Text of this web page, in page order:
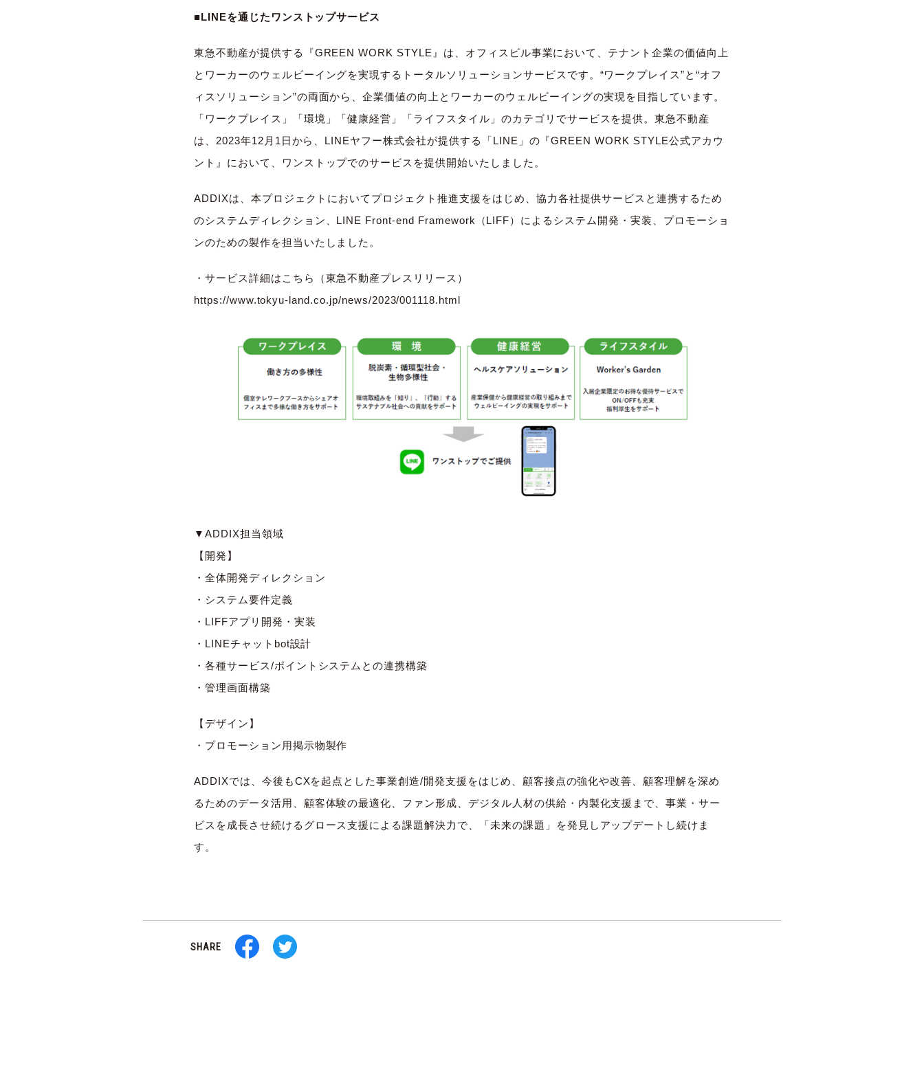
■LINEを通じたワンストップサービス
東急不動産が提供する『GREEN WORK STYLE』は、オフィスビル事業において、テナント企業の価値向上
とワーカーのウェルビーイングを実現するトータルソリューションサービスです。“ワークプレイス”と“オフ
ィスソリューション”の両面から、企業価値の向上とワーカーのウェルビーイングの実現を目指しています。
「ワークプレイス」「環境」「健康経営」「ライフスタイル」のカテゴリでサービスを提供。東急不動産
は、2023年12月1日から、LINEヤフー株式会社が提供する「LINE」の『GREEN WORK STYLE公式アカウ
ント』において、ワンストップでのサービスを提供開始いたしました。
ADDIXは、本プロジェクトにおいてプロジェクト推進支援をはじめ、協力各社提供サービスと連携するため
のシステムディレクション、LINE Front-end Framework（LIFF）によるシステム開発・実装、プロモーショ
ンのための製作を担当いたしました。
・サービス詳細はこちら（東急不動産プレスリリース）
https://www.tokyu-land.co.jp/news/2023/001118.html
▼ADDIX担当領域
【開発】
・全体開発ディレクション
・システム要件定義
・LIFFアプリ開発・実装
・LINEチャットbot設計
・各種サービス/ポイントシステムとの連携構築
・管理画面構築
【デザイン】
・プロモーション用掲示物製作
ADDIXでは、今後もCXを起点とした事業創造/開発支援をはじめ、顧客接点の強化や改善、顧客理解を深め
るためのデータ活用、顧客体験の最適化、ファン形成、デジタル人材の供給・内製化支援まで、事業・サー
ビスを成長させ続けるグロース支援による課題解決力で、「未来の課題」を発見しアップデートし続けま
す。
SHARE